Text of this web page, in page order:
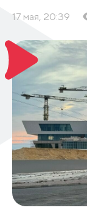
17 мая, 20:39